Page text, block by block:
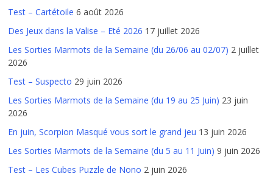
Test – Cartétoile 6 août 2026
Des Jeux dans la Valise – Eté 2026 17 juillet 2026
Les Sorties Marmots de la Semaine (du 26/06 au 02/07) 2 juillet
2026
Test – Suspecto 29 juin 2026
Les Sorties Marmots de la Semaine (du 19 au 25 Juin) 23 juin
2026
En juin, Scorpion Masqué vous sort le grand jeu 13 juin 2026
Les Sorties Marmots de la Semaine (du 5 au 11 Juin) 9 juin 2026
Test – Les Cubes Puzzle de Nono 2 juin 2026